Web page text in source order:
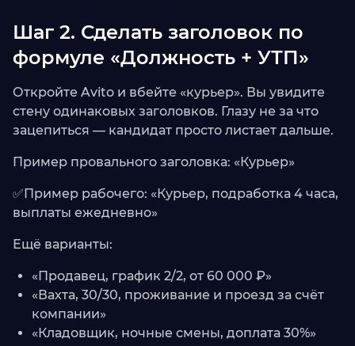
Шаг 2. Сделать заголовок по
формуле «Должность + УТП»
Откройте Avito и вбейте «курьер». Вы увидите
стену одинаковых заголовков. Глазу не за что
зацепиться — кандидат просто листает дальше.
Пример провального заголовка: «Курьер»
✅Пример рабочего: «Курьер, подработка 4 часа,
выплаты ежедневно»
Ещё варианты:
«Продавец, график 2/2, от 60 000 ₽»
«Вахта, 30/30, проживание и проезд за счёт
компании»
«Кладовщик, ночные смены, доплата 30%»